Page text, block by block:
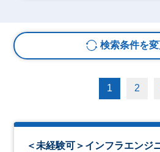
検索条件を
1 2
＜未経験可＞インフラエンジ